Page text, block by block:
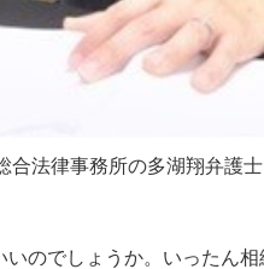
合法律事務所の多湖翔弁護士
のでしょうか。いったん